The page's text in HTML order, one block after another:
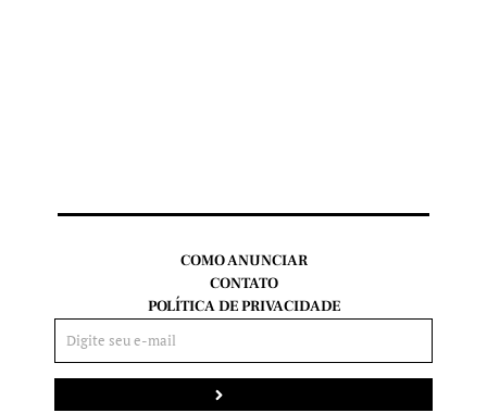
COMO ANUNCIAR
CONTATO
POLÍTICA DE PRIVACIDADE